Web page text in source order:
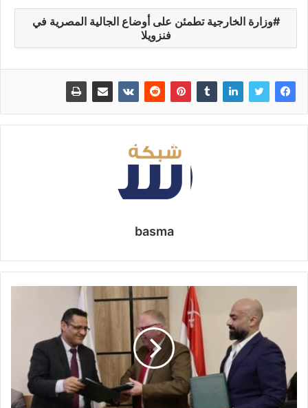
وزارة الخارجية تطمئن على أوضاع الجالية المصرية في
فنزويلا
basma